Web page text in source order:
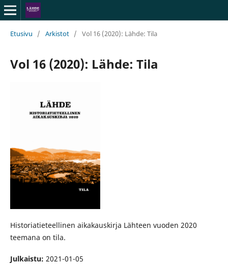
Etusivu / Arkistot / Vol 16 (2020): Lähde: Tila
Vol 16 (2020): Lähde: Tila
Historiatieteellinen aikakauskirja Lähteen vuoden 2020
teemana on tila.
Julkaistu: 2021-01-05